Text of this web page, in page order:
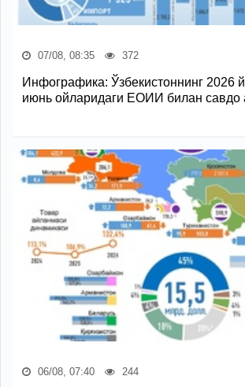
07/08, 08:35 372
Инфографика: Ўзбекистоннинг 2026
июнь ойларидаги ЕОИИ билан савдо
06/08, 07:40 244